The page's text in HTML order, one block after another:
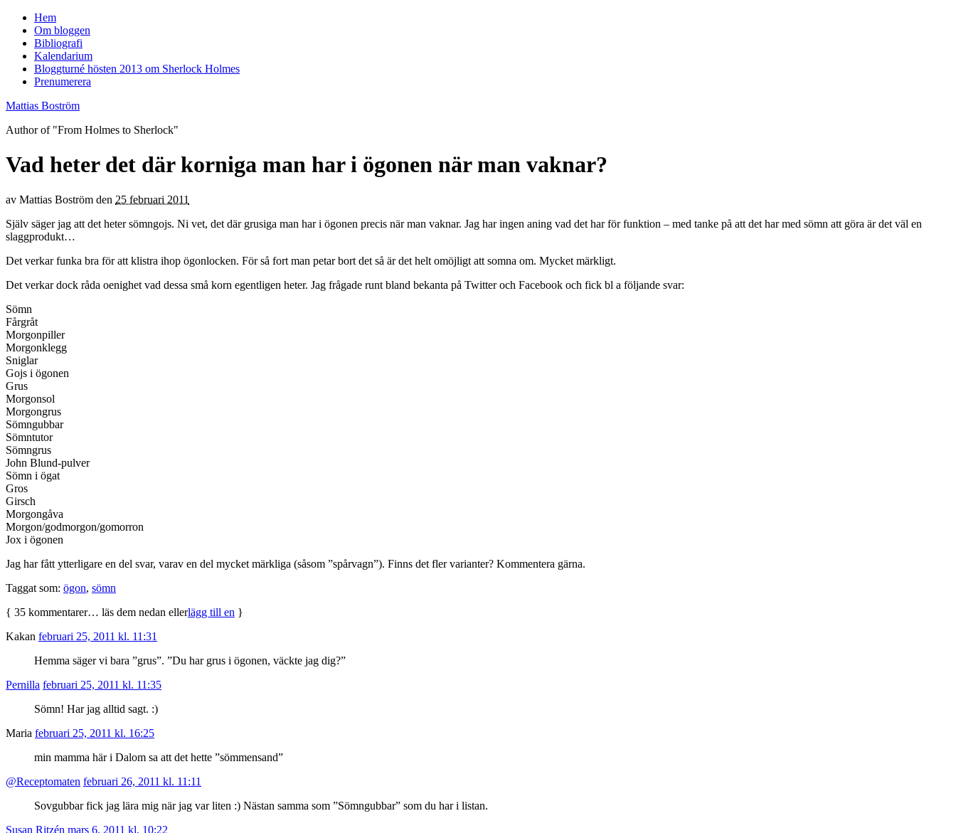
Hem
Om bloggen
Bibliografi
Kalendarium
Bloggturné hösten 2013 om Sherlock Holmes
Prenumerera
Mattias Boström
Author of "From Holmes to Sherlock"
Vad heter det där korniga man har i ögonen när man vaknar?
av Mattias Boström den 25 februari 2011
Själv säger jag att det heter sömngojs. Ni vet, det där grusiga man har i ögonen precis när man vaknar. Jag har ingen aning vad det har för funktion – med tanke på att det har med sömn att göra är det väl en
slaggprodukt…
Det verkar funka bra för att klistra ihop ögonlocken. För så fort man petar bort det så är det helt omöjligt att somna om. Mycket märkligt.
Det verkar dock råda oenighet vad dessa små korn egentligen heter. Jag frågade runt bland bekanta på Twitter och Facebook och fick bl a följande svar:
Sömn
Fårgråt
Morgonpiller
Morgonklegg
Sniglar
Gojs i ögonen
Grus
Morgonsol
Morgongrus
Sömngubbar
Sömntutor
Sömngrus
John Blund-pulver
Sömn i ögat
Gros
Girsch
Morgongåva
Morgon/godmorgon/gomorron
Jox i ögonen
Jag har fått ytterligare en del svar, varav en del mycket märkliga (såsom ”spårvagn”). Finns det fler varianter? Kommentera gärna.
Taggat som: ögon, sömn
{ 35 kommentarer… läs dem nedan ellerlägg till en }
Kakan februari 25, 2011 kl. 11:31
Hemma säger vi bara ”grus”. ”Du har grus i ögonen, väckte jag dig?”
Pernilla februari 25, 2011 kl. 11:35
Sömn! Har jag alltid sagt. :)
Maria februari 25, 2011 kl. 16:25
min mamma här i Dalom sa att det hette ”sömmensand”
@Receptomaten februari 26, 2011 kl. 11:11
Sovgubbar fick jag lära mig när jag var liten :) Nästan samma som ”Sömngubbar” som du har i listan.
Susan Ritzén mars 6, 2011 kl. 10:22